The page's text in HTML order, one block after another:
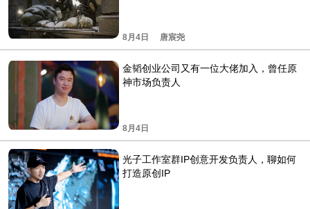
8月4日 唐宸尧
金韬创业公司又有一位大佬加入，曾任原
神市场负责人
8月4日
光子工作室群IP创意开发负责人，聊如何
打造原创IP